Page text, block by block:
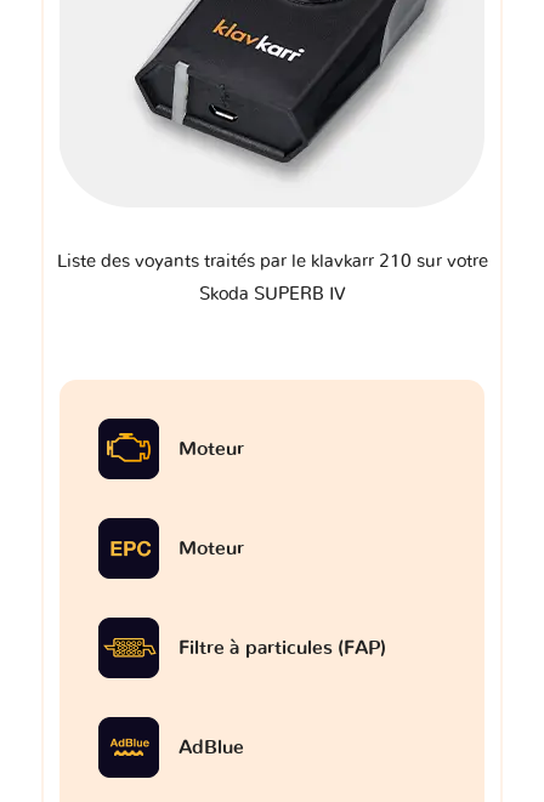
Liste des voyants traités par le klavkarr 210 sur votre
Skoda SUPERB IV
Moteur
Moteur
Filtre à particules (FAP)
AdBlue